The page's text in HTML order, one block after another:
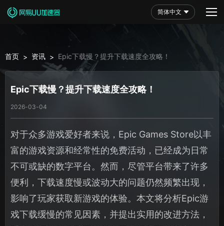
简体中文
首页 > 资讯 > Epic下载慢？提升下载速度全攻略！
Epic下载慢？提升下载速度全攻略！
2026-03-04
对于众多游戏爱好者来说，Epic Games Store以丰
富的游戏资源和经常性的免费活动，已经成为日常
不可或缺的数字平台。然而，尽管平台带来了许多
便利，下载速度慢或波动大的问题仍然频繁出现，
影响了玩家获取新游戏的体验。本文将分析Epic游
戏下载缓慢的常见因素，并提出实用的改进方法，